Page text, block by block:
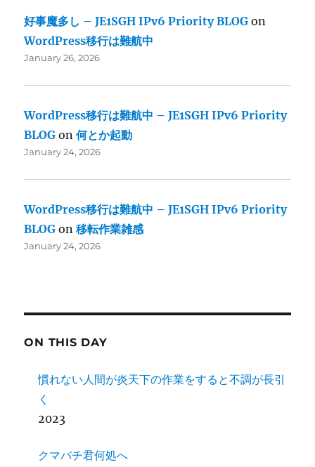
好事魔多し – JE1SGH IPv6 Priority BLOG on
WordPress移行は難航中
January 26, 2026
WordPress移行は難航中 – JE1SGH IPv6 Priority
BLOG on何とか起動
January 24, 2026
WordPress移行は難航中 – JE1SGH IPv6 Priority
BLOG on移転作業雑感
January 24, 2026
ON THIS DAY
慣れない人間が炎天下の作業をすると不調が長引
く
2023
クマバチ君何処へ